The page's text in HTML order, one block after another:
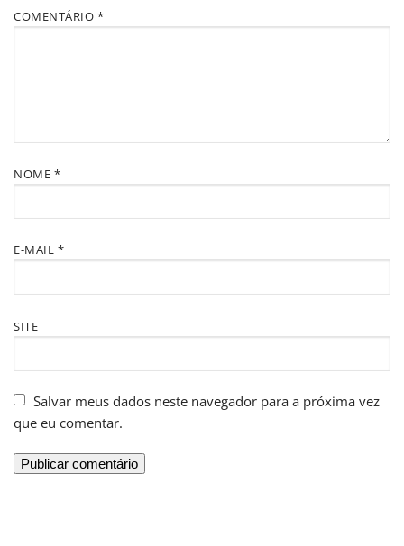
COMENTÁRIO *
NOME *
E-MAIL *
SITE
Salvar meus dados neste navegador para a próxima vez
que eu comentar.